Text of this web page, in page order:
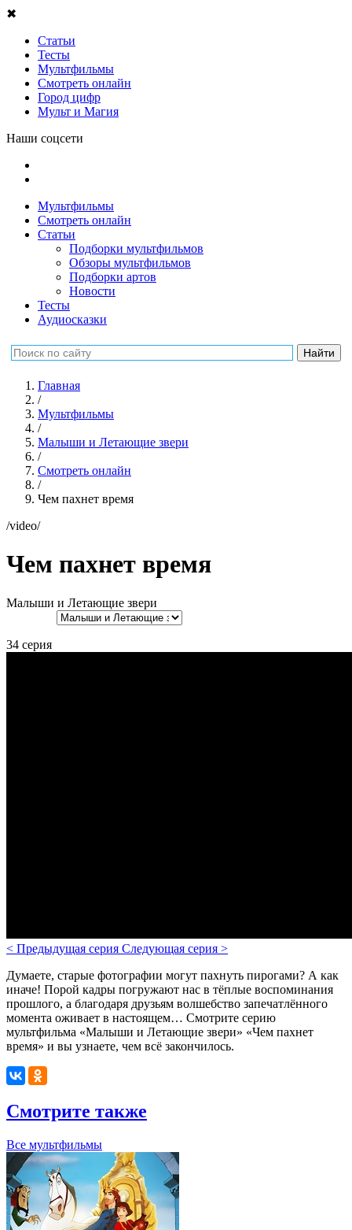
✖
Статьи
Тесты
Мультфильмы
Смотреть онлайн
Город цифр
Мульт и Магия
Наши соцсети
Мультфильмы
Смотреть онлайн
Статьи
Подборки мультфильмов
Обзоры мультфильмов
Подборки артов
Новости
Тесты
Аудиосказки
Главная
/
Мультфильмы
/
Малыши и Летающие звери
/
Смотреть онлайн
/
Чем пахнет время
/video/
Чем пахнет время
Малыши и Летающие звери
34 серия
< Предыдущая серия Следующая серия >
Думаете, старые фотографии могут пахнуть пирогами? А как
иначе! Порой кадры погружают нас в тёплые воспоминания
прошлого, а благодаря друзьям волшебство запечатлённого
момента оживает в настоящем… Смотрите серию
мультфильма «Малыши и Летающие звери» «Чем пахнет
время» и вы узнаете, чем всё закончилось.
Смотрите также
Все мультфильмы